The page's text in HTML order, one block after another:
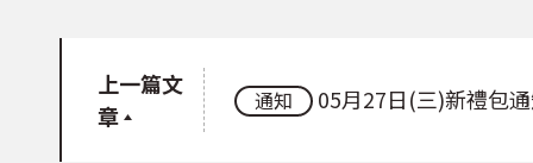
上一篇文
章
通知 05月27日(三)新禮包